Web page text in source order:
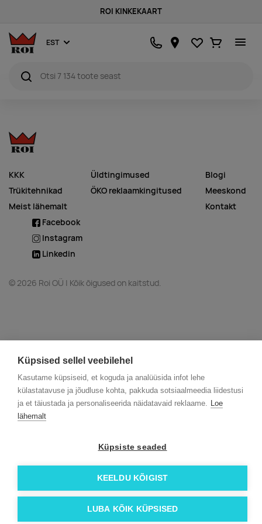
Küpsised sellel veebilehel
Kasutame küpsiseid, et koguda ja analüüsida infot lehe
külastatavuse ja jõudluse kohta, pakkuda sotsiaalmeedia liidestusi
ja et täiustada ja personaliseerida näidatavaid reklaame. Loe
lähemalt
Küpsiste seaded
KEELDU KÕIGIST
LUBA KÕIK KÜPSISED
ROI KINKEKAART
EST Lemmikud
Ostukorv
KKK
Trükitehnikad
Meist lähemalt
Üldtingimused
ÖKO reklaamkingitused
Blogi
Meeskond
Kontakt
Facebook
Instagram
Linkedin
© 2026 Roi OÜ | Kõik õigused on kaitstud.